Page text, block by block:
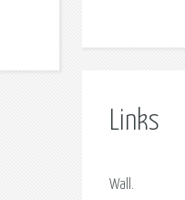
Links
Wall.